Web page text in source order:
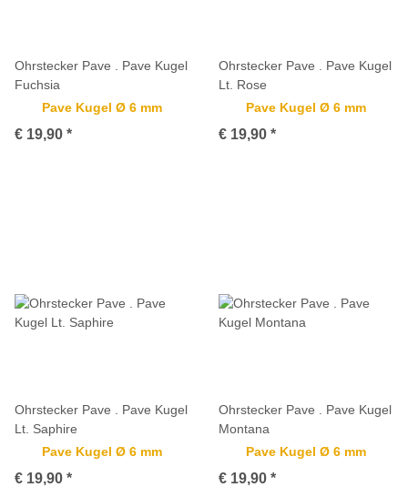
Ohrstecker Pave . Pave Kugel
Fuchsia
Pave Kugel Ø 6 mm
€ 19,90 *
Ohrstecker Pave . Pave Kugel
Lt. Rose
Pave Kugel Ø 6 mm
€ 19,90 *
Ohrstecker Pave . Pave Kugel
Lt. Saphire
Pave Kugel Ø 6 mm
€ 19,90 *
Ohrstecker Pave . Pave Kugel
Montana
Pave Kugel Ø 6 mm
€ 19,90 *